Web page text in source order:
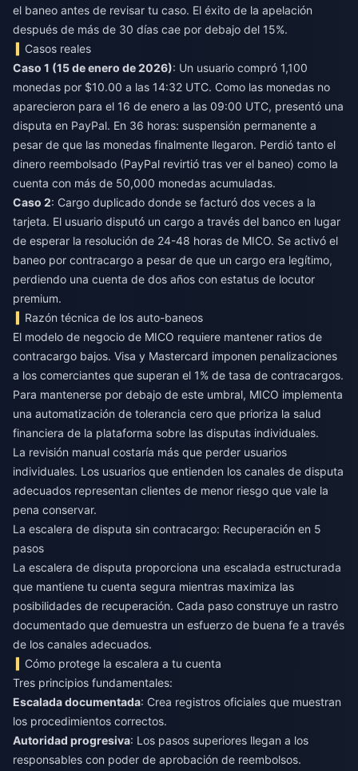
el baneo antes de revisar tu caso. El éxito de la apelación
después de más de 30 días cae por debajo del 15%.
Casos reales
Caso 1 (15 de enero de 2026): Un usuario compró 1,100
monedas por $10.00 a las 14:32 UTC. Como las monedas no
aparecieron para el 16 de enero a las 09:00 UTC, presentó una
disputa en PayPal. En 36 horas: suspensión permanente a
pesar de que las monedas finalmente llegaron. Perdió tanto el
dinero reembolsado (PayPal revirtió tras ver el baneo) como la
cuenta con más de 50,000 monedas acumuladas.
Caso 2: Cargo duplicado donde se facturó dos veces a la
tarjeta. El usuario disputó un cargo a través del banco en lugar
de esperar la resolución de 24-48 horas de MICO. Se activó el
baneo por contracargo a pesar de que un cargo era legítimo,
perdiendo una cuenta de dos años con estatus de locutor
premium.
Razón técnica de los auto-baneos
El modelo de negocio de MICO requiere mantener ratios de
contracargo bajos. Visa y Mastercard imponen penalizaciones
a los comerciantes que superan el 1% de tasa de contracargos.
Para mantenerse por debajo de este umbral, MICO implementa
una automatización de tolerancia cero que prioriza la salud
financiera de la plataforma sobre las disputas individuales.
La revisión manual costaría más que perder usuarios
individuales. Los usuarios que entienden los canales de disputa
adecuados representan clientes de menor riesgo que vale la
pena conservar.
La escalera de disputa sin contracargo: Recuperación en 5
pasos
La escalera de disputa proporciona una escalada estructurada
que mantiene tu cuenta segura mientras maximiza las
posibilidades de recuperación. Cada paso construye un rastro
documentado que demuestra un esfuerzo de buena fe a través
de los canales adecuados.
Cómo protege la escalera a tu cuenta
Tres principios fundamentales:
Escalada documentada: Crea registros oficiales que muestran
los procedimientos correctos.
Autoridad progresiva: Los pasos superiores llegan a los
responsables con poder de aprobación de reembolsos.